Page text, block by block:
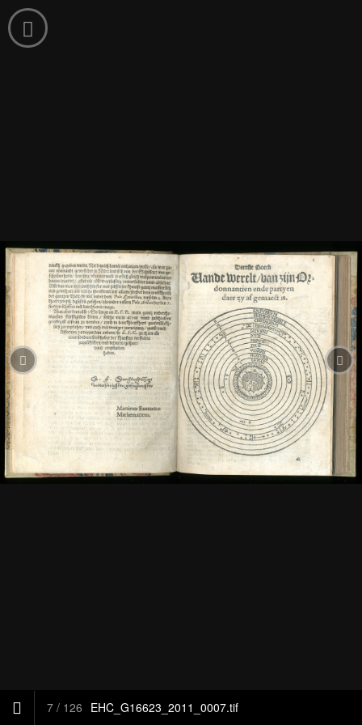
8 / 126 EHC_G16623_2011_0008.tif